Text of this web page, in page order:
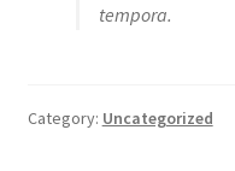
tempora.
Category: Uncategorized